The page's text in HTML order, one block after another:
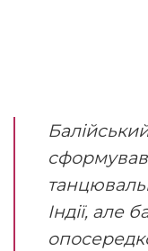
Балійський танцювальний канон
Індії, але